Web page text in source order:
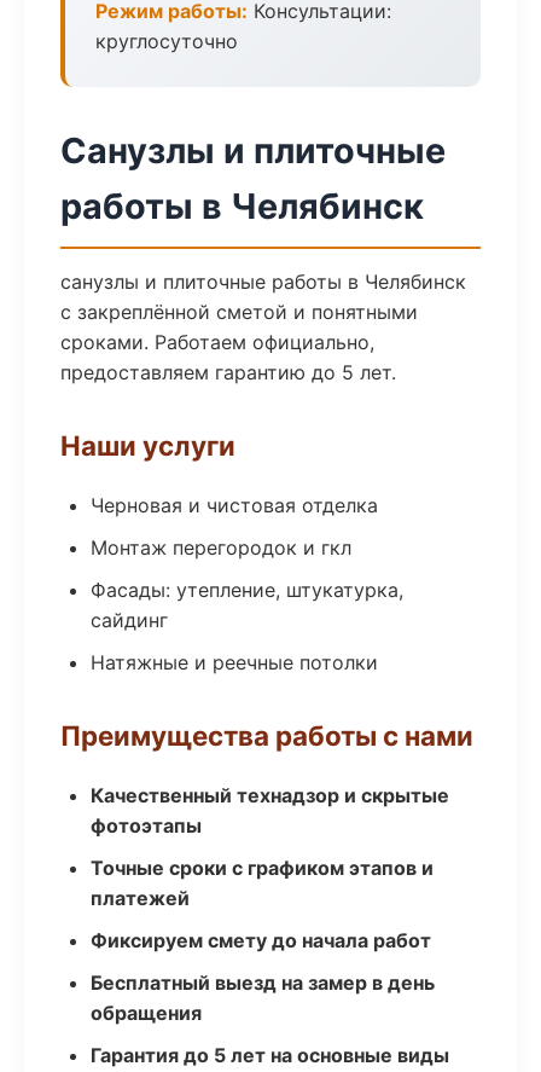
Режим работы: Консультации:
круглосуточно
Санузлы и плиточные
работы в Челябинск
санузлы и плиточные работы в Челябинск
с закреплённой сметой и понятными
сроками. Работаем официально,
предоставляем гарантию до 5 лет.
Наши услуги
Черновая и чистовая отделка
Монтаж перегородок и гкл
Фасады: утепление, штукатурка,
сайдинг
Натяжные и реечные потолки
Преимущества работы с нами
Качественный технадзор и скрытые
фотоэтапы
Точные сроки с графиком этапов и
платежей
Фиксируем смету до начала работ
Бесплатный выезд на замер в день
обращения
Гарантия до 5 лет на основные виды